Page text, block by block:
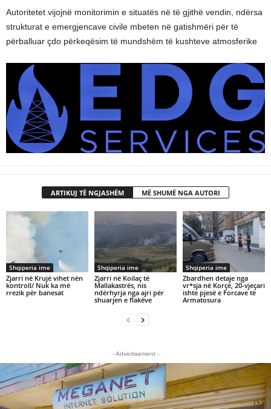
Autoritetet vijojnë monitorimin e situatës në të gjithë vendin, ndërsa
strukturat e emergjencave civile mbeten në gatishmëri për të
përballuar çdo përkeqësim të mundshëm të kushteve atmosferike
ARTIKUJ TË NGJASHËM MË SHUMË NGA AUTORI
Shqiperia ime
Zjarri në Krujë vihet nën
kontroll/ Nuk ka më
rrezik për banesat
Shqiperia ime
Zjarri në Koilaç të
Mallakastrës, nis
ndërhyrja nga ajri për
shuarjen e flakëve
Shqiperia ime
Zbardhen detaje nga
vr*sja në Korçë, 20-vjeçari
ishte pjesë e Forcave të
Armatosura
- Advertisement -